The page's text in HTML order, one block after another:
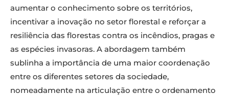
aumentar o conhecimento sobre os territórios,
incentivar a inovação no setor florestal e reforçar a
resiliência das florestas contra os incêndios, pragas e
as espécies invasoras. A abordagem também
sublinha a importância de uma maior coordenação
entre os diferentes setores da sociedade,
nomeadamente na articulação entre o ordenamento